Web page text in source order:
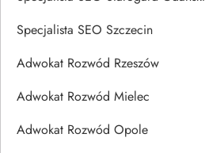
Specjalista SEO Szczecin
Adwokat Rozwód Rzeszów
Adwokat Rozwód Mielec
Adwokat Rozwód Opole